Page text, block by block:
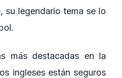
su legendario tema se lo
más destacadas en la
ingleses están seguros